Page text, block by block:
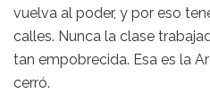
vuelva al poder, y por eso
calles. Nunca la clase
tan empobrecida. Esa es la
cerró.